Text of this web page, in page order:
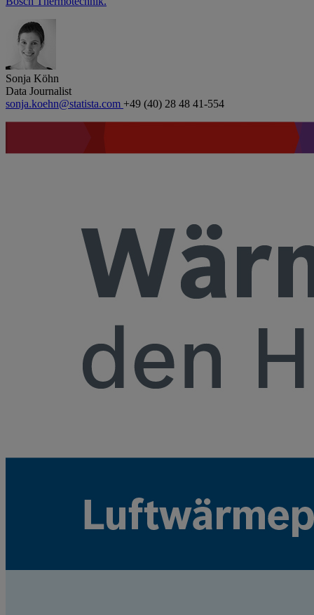
Sonja Köhn
Data Journalist
sonja.koehn@statista.com +49 (40) 28 48 41-554